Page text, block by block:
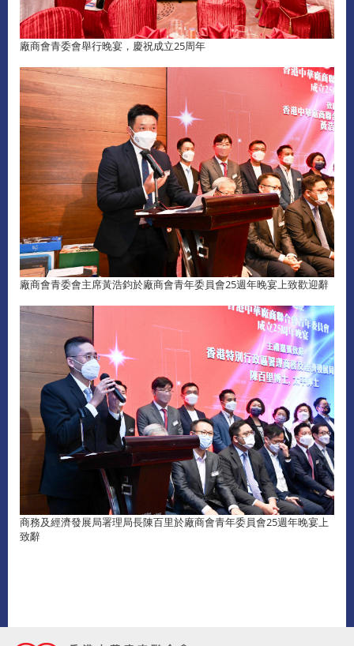
廠商會青委會舉行晚宴，慶祝成立25周年
廠商會青委會主席黃浩鈞於廠商會青年委員會25週年晚宴上致歡迎辭
商務及經濟發展局署理局長陳百里於廠商會青年委員會25週年晚宴上
致辭